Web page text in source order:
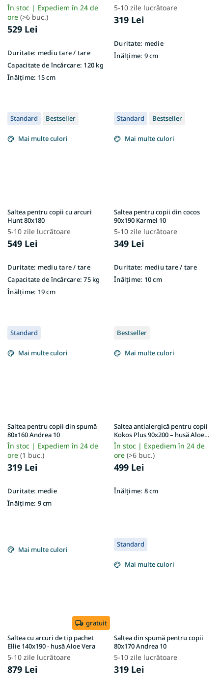
În stoc | Expediem în 24 de
ore (>6 buc.)
529 Lei
Duritate: mediu tare / tare
Capacitate de încărcare: 120 kg
Înălțime: 15 cm
5-10 zile lucrătoare
319 Lei
Duritate: medie
Înălțime: 9 cm
Standard Bestseller
Mai multe culori
Saltea pentru copii cu arcuri
Hunt 80x180
5-10 zile lucrătoare
549 Lei
Duritate: mediu tare / tare
Capacitate de încărcare:75 kg
Înălțime: 19 cm
Standard Bestseller
Mai multe culori
Saltea pentru copii din cocos
90x190 Karmel 10
5-10 zile lucrătoare
349 Lei
Duritate: mediu tare / tare
Înălțime: 10 cm
Standard
Mai multe culori
Saltea pentru copii din spumă
80x160 Andrea 10
În stoc | Expediem în 24 de
ore (1 buc.)
319 Lei
Duritate: medie
Înălțime: 9 cm
Bestseller
Mai multe culori
Saltea antialergică pentru copii
Kokos Plus 90x200 – husă Aloe
Vera
În stoc | Expediem în 24 de
ore (>6 buc.)
499 Lei
Înălțime: 8 cm
Mai multe culori
gratuit
Saltea cu arcuri de tip pachet
Ellie 140x190 - husă Aloe Vera
5-10 zile lucrătoare
879 Lei
Standard
Mai multe culori
Saltea din spumă pentru copii
80x170 Andrea 10
5-10 zile lucrătoare
319 Lei